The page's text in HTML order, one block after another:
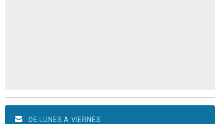
DE LUNES A VIERNES